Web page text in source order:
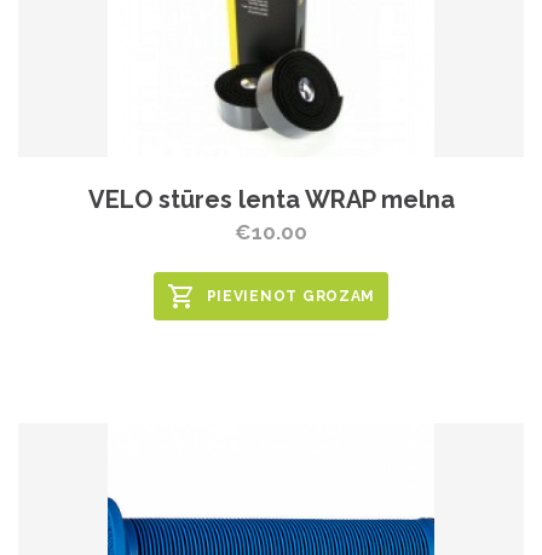
VELO stūres lenta WRAP melna
€10.00
PIEVIENOT GROZAM